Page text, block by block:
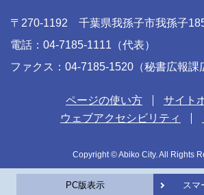
〒270-1192 千葉県我孫子市我孫子
電話：04-7185-1111（代表）
ファクス：04-7185-1520（秘書広報課
ページの使い方
サイト
ウェブアクセシビリティ
Copyright © Abiko City. All Rights
PC版表示 スマ